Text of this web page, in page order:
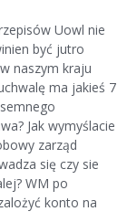
Uowl nie
być jutro
naszym kraju
ma jakieś 7
Jak wymyślacie
zarząd
się czy sie
WM po
konto na